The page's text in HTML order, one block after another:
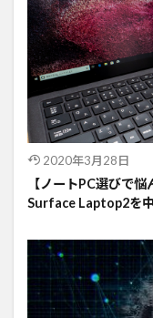
2020年3月28日
【ノートPC選びで
Surface Laptop2を